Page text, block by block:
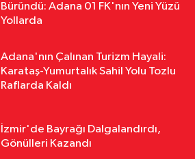
11:24Adana Sanayicisi Dünyaya
Büründü: Adana 01 FK'nın Yeni Yüzü
Yollarda
Adana'nın Çalınan Turizm Hayali:
Karataş-Yumurtalık Sahil Yolu Tozlu
Raflarda Kaldı
İzmir'de Bayrağı Dalgalandırdı,
Gönülleri Kazandı